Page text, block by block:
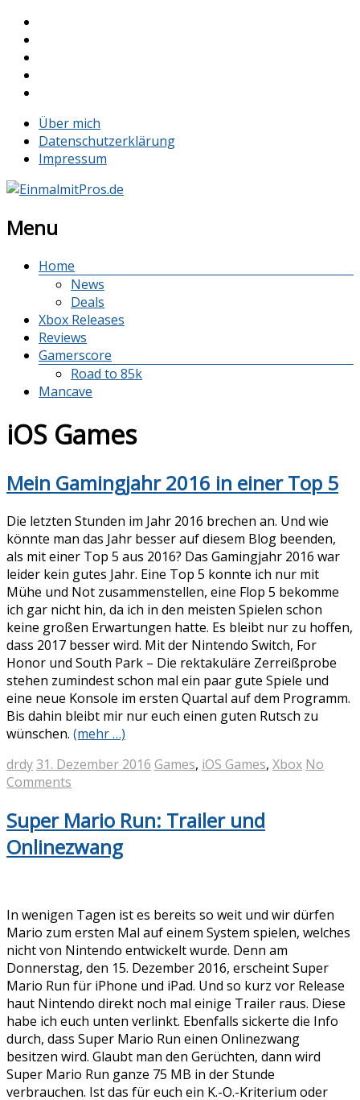
Über mich
Datenschutzerklärung
Impressum
Menu
Home
News
Deals
Xbox Releases
Reviews
Gamerscore
Road to 85k
Mancave
iOS Games
Mein Gamingjahr 2016 in einer Top 5
Die letzten Stunden im Jahr 2016 brechen an. Und wie
könnte man das Jahr besser auf diesem Blog beenden,
als mit einer Top 5 aus 2016? Das Gamingjahr 2016 war
leider kein gutes Jahr. Eine Top 5 konnte ich nur mit
Mühe und Not zusammenstellen, eine Flop 5 bekomme
ich gar nicht hin, da ich in den meisten Spielen schon
keine großen Erwartungen hatte. Es bleibt nur zu hoffen,
dass 2017 besser wird. Mit der Nintendo Switch, For
Honor und South Park – Die rektakuläre Zerreißprobe
stehen zumindest schon mal ein paar gute Spiele und
eine neue Konsole im ersten Quartal auf dem Programm.
Bis dahin bleibt mir nur euch einen guten Rutsch zu
wünschen. (mehr …)
drdy31. Dezember 2016 Games, iOS Games, Xbox No
Comments
Super Mario Run: Trailer und
Onlinezwang
In wenigen Tagen ist es bereits so weit und wir dürfen
Mario zum ersten Mal auf einem System spielen, welches
nicht von Nintendo entwickelt wurde. Denn am
Donnerstag, den 15. Dezember 2016, erscheint Super
Mario Run für iPhone und iPad. Und so kurz vor Release
haut Nintendo direkt noch mal einige Trailer raus. Diese
habe ich euch unten verlinkt. Ebenfalls sickerte die Info
durch, dass Super Mario Run einen Onlinezwang
besitzen wird. Glaubt man den Gerüchten, dann wird
Super Mario Run ganze 75 MB in der Stunde
verbrauchen. Ist das für euch ein K.-O.-Kriterium oder